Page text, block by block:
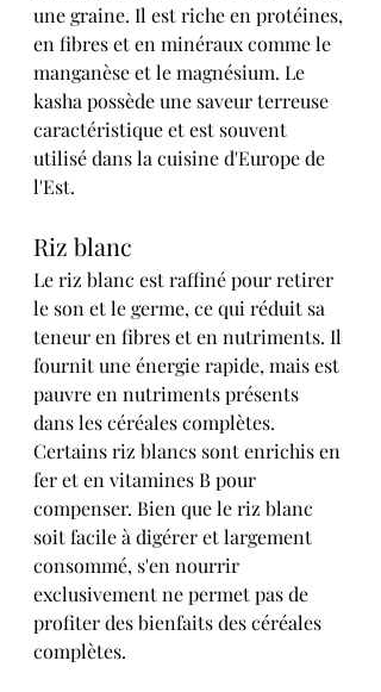
une graine. Il est riche en protéines,
en fibres et en minéraux comme le
manganèse et le magnésium. Le
kasha possède une saveur terreuse
caractéristique et est souvent
utilisé dans la cuisine d'Europe de
l'Est.
Riz blanc
Le riz blanc est raffiné pour retirer
le son et le germe, ce qui réduit sa
teneur en fibres et en nutriments. Il
fournit une énergie rapide, mais est
pauvre en nutriments présents
dans les céréales complètes.
Certains riz blancs sont enrichis en
fer et en vitamines B pour
compenser. Bien que le riz blanc
soit facile à digérer et largement
consommé, s'en nourrir
exclusivement ne permet pas de
profiter des bienfaits des céréales
complètes.